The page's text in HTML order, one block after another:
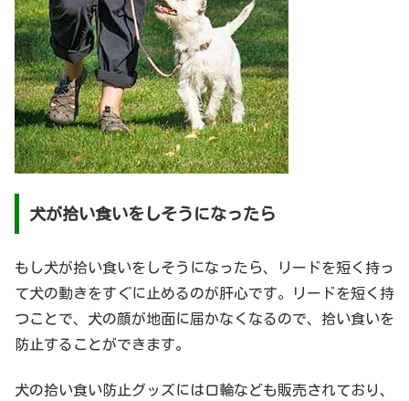
犬が拾い食いをしそうになったら
もし犬が拾い食いをしそうになったら、リードを短く持っ
て犬の動きをすぐに止めるのが肝心です。リードを短く持
つことで、犬の顔が地面に届かなくなるので、拾い食いを
防止することができます。
犬の拾い食い防止グッズには口輪なども販売されており、